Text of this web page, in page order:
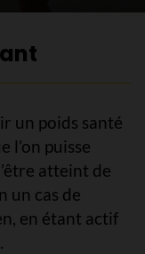
un poids santé
l’on puisse
atteint de
un cas de
en étant actif